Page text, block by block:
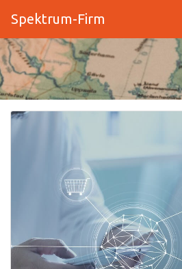
Spektrum-Firm